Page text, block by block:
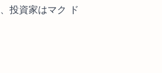
投資家はマク ド